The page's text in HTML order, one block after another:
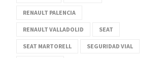
RENAULT PALENCIA
RENAULT VALLADOLID SEAT
SEAT MARTORELL SEGURIDAD VIAL